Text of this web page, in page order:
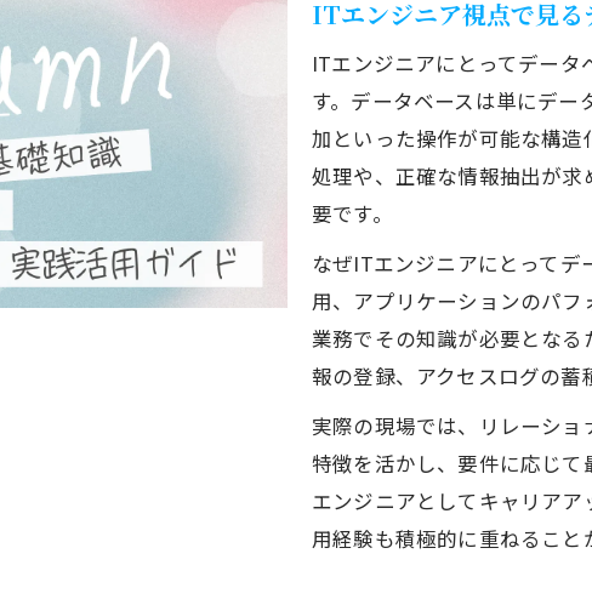
ITエンジニア向けSQL基礎と実践活用
データベース作り方を理解するための
ITエンジニアとDBMSの関係を深掘り
身近な例でわかるデータベースの役割
ITエンジニアが解説する日常のデータ
図書館システムなど身近なデータベー
データベースソフトがもたらす業務効
ITエンジニア視点で見るデータ管理の
スマホアプリに活かすデータベースの役
ITエンジニアが実践するSQL基本操作
DBMS選択とデータベース管理のコツ
データベースSQLを用いたデータ操作
ITエンジニア視点で見る
ITエンジニアにとってデー
す。データベースは単にデ
加といった操作が可能な構
処理や、正確な情報抽出が
要です。
なぜITエンジニアにとって
用、アプリケーションのパ
業務でその知識が必要とな
報の登録、アクセスログの蓄
実際の現場では、リレーショ
特徴を活かし、要件に応じ
エンジニアとしてキャリア
用経験も積極的に重ねること